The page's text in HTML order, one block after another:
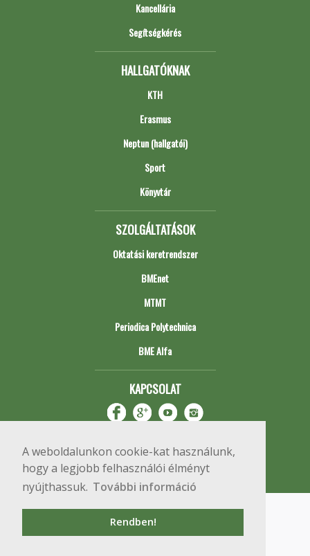
A weboldalunkon cookie-kat használunk,
hogy a legjobb felhasználói élményt
nyújthassuk. További információ
Rendben!
Kancellária
Segítségkérés
HALLGATÓKNAK
KTH
Erasmus
Neptun (hallgatói)
Sport
Könyvtár
SZOLGÁLTATÁSOK
Oktatási keretrendszer
BMEnet
MTMT
Periodica Polytechnica
BME Alfa
KAPCSOLAT
Copyright © 2020 BME Építőmérnöki Kar
1111 Budapest, Műegyetem rkp. 3.